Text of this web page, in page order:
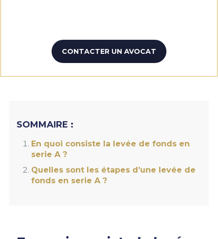
CONTACTER UN AVOCAT
SOMMAIRE :
En quoi consiste la levée de fonds en
serie A ?
Quelles sont les étapes d’une levée de
fonds en serie A ?